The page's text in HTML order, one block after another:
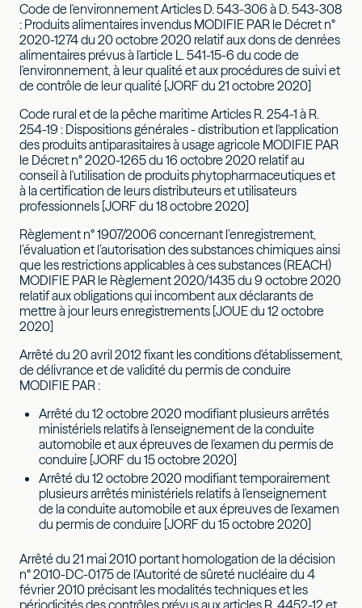
Code de l'environnement Articles D. 543-306 à D. 543-308
: Produits alimentaires invendus MODIFIE PAR le Décret n°
2020-1274 du 20 octobre 2020 relatif aux dons de denrées
alimentaires prévus à l'article L. 541-15-6 du code de
l'environnement, à leur qualité et aux procédures de suivi et
de contrôle de leur qualité [JORF du 21 octobre 2020]
Code rural et de la pêche maritime Articles R. 254-1 à R.
254-19 : Dispositions générales - distribution et l'application
des produits antiparasitaires à usage agricole MODIFIE PAR
le Décret n° 2020-1265 du 16 octobre 2020 relatif au
conseil à l'utilisation de produits phytopharmaceutiques et
à la certification de leurs distributeurs et utilisateurs
professionnels [JORF du 18 octobre 2020]
Règlement n° 1907/2006 concernant l’enregistrement,
l’évaluation et l’autorisation des substances chimiques ainsi
que les restrictions applicables à ces substances (REACH)
MODIFIE PAR le Règlement 2020/1435 du 9 octobre 2020
relatif aux obligations qui incombent aux déclarants de
mettre à jour leurs enregistrements [JOUE du 12 octobre
2020]
Arrêté du 20 avril 2012 fixant les conditions d'établissement,
de délivrance et de validité du permis de conduire
MODIFIE PAR :
Arrêté du 12 octobre 2020 modifiant plusieurs arrêtés
ministériels relatifs à l'enseignement de la conduite
automobile et aux épreuves de l'examen du permis de
conduire [JORF du 15 octobre 2020]
Arrêté du 12 octobre 2020 modifiant temporairement
plusieurs arrêtés ministériels relatifs à l'enseignement
de la conduite automobile et aux épreuves de l'examen
du permis de conduire [JORF du 15 octobre 2020]
Arrêté du 21 mai 2010 portant homologation de la décision
n° 2010-DC-0175 de l'Autorité de sûreté nucléaire du 4
février 2010 précisant les modalités techniques et les